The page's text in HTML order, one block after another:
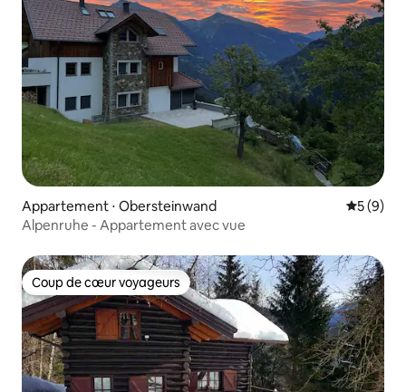
Appartement ⋅ Obersteinwand
5 (9)
Alpenruhe - Appartement avec vue
Coup de cœur voyageurs
Coup de cœur voyageurs